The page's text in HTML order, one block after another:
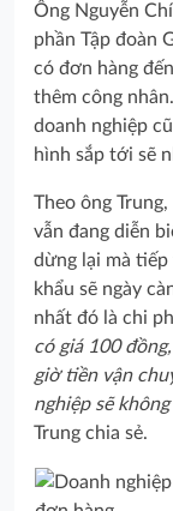
Ông Nguyễn
phần Tập đoàn
có đơn hàng
thêm công
doanh nghiệp
hình sắp tới sẽ
Theo ông
vẫn đang diễn
dừng lại mà
khẩu sẽ ngày
nhất đó là chi
có giá 100
giờ tiền vận
nghiệp sẽ
Trung chia sẻ.